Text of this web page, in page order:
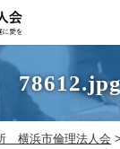
横浜市倫理法人会 >